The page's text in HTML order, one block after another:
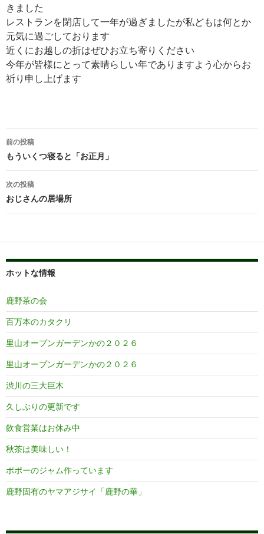
きました
レストランを閉店して一年が過ぎましたが私どもは何とか
元気に過ごしております
近くにお越しの折はぜひお立ち寄りください
今年が皆様にとって素晴らしい年でありますよう心からお
祈り申し上げます
投
稿
ナ
ビ
ゲ
ー
シ
ョ
ン
前の投稿
もういくつ寝ると「お正月」
次の投稿
おじさんの居場所
ホットな情報
鹿野茶の会
百万本のカタクリ
里山オープンガーデンかの２０２６
里山オープンガーデンかの２０２６
渋川の三大巨木
久しぶりの更新です
飲食営業はお休み中
秋茶は美味しい！
ポポーのジャム作っています
鹿野固有のヤマアジサイ「鹿野の華」